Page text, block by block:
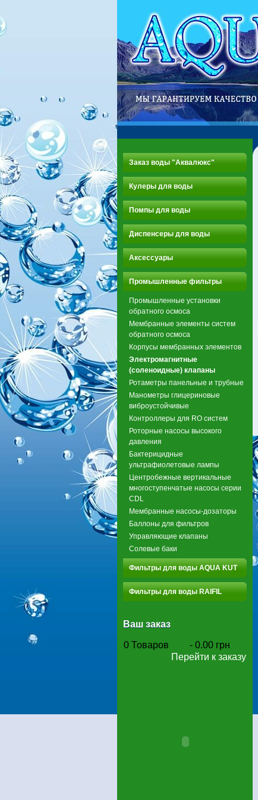
Заказ воды "Аквалюкс"
Кулеры для воды
Помпы для воды
Диспенсеры для воды
Аксессуары
Промышленные фильтры
Промышленные установки
обратного осмоса
Мембранные элементы систем
обратного осмоса
Корпусы мембранных элементов
Электромагнитные
(соленоидные) клапаны
Ротаметры панельные и трубные
Манометры глицериновые
виброустойчивые
Контроллеры для RO систем
Роторные насосы высокого
давления
Бактерицидные
ультрафиолетовые лампы
Центробежные вертикальные
многоступенчатые насосы серии
CDL
Мембранные насосы-дозаторы
Баллоны для фильтров
Управляющие клапаны
Солевые баки
Фильтры для воды AQUA KUT
Фильтры для воды RAIFIL
Ваш заказ
0 Товаров - 0.00 грн
Перейти к заказу